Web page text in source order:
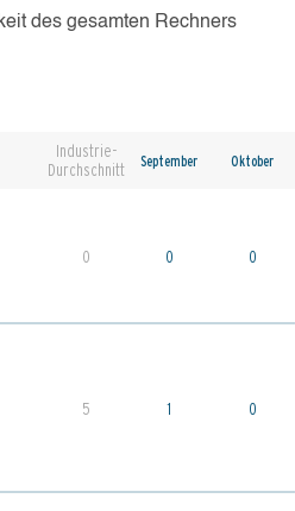
des gesamten Rechners
Industrie-
Durchschnitt
September Oktober
0 0 0
5 1 0